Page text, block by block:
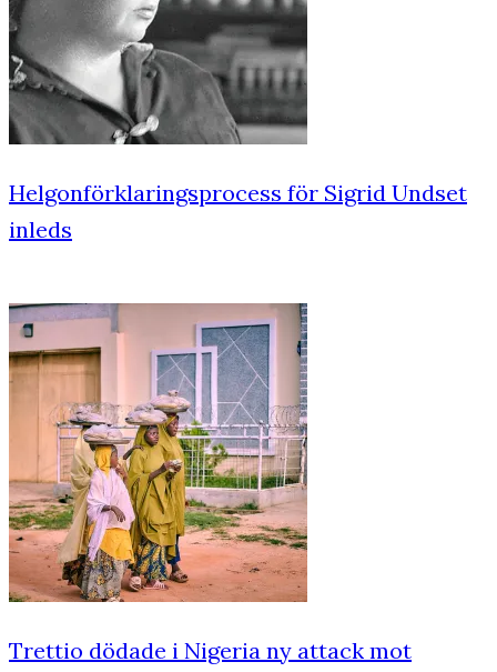
Helgonförklaringsprocess för Sigrid Undset
inleds
Trettio dödade i Nigeria ny attack mot